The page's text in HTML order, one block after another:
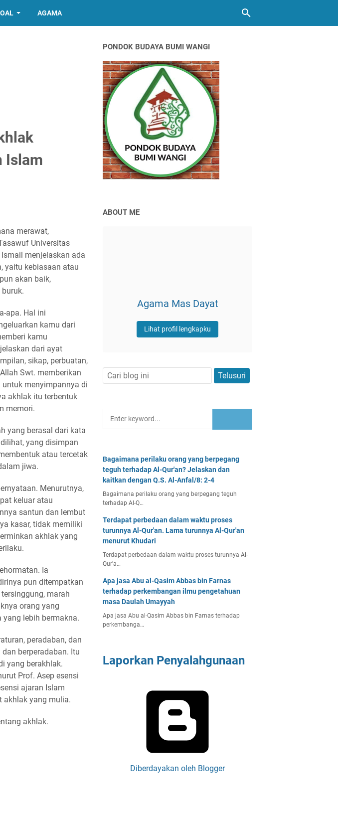
AGAMA
Islam
merawat,
Universitas
menjelaskan ada
yaitu kebiasaan atau
akan baik,
ара. Наl ini
kamu dari
kamu
dari ayat
sikap, perbuatan,
Swt. memberikan
menyimpannya di
akhlak itu terbentuk
memori.
yang berasal dari kata
yang disimpan
atau tercetak
jiwa.
Menurutnya,
keluar atau
santun dan lembut
kasar, tidak memiliki
akhlak yang
Ia
pun ditempatkan
marah
orang yang
lebih bermakna.
peradaban, dan
berperadaban. Itu
yang berakhlak.
Prof. Asep esensi
ajaran Islam
akhlak yang mulia.
akhlak.
PONDOK BUDAYA BUMI WANGI
ABOUT ME
Agama Mas Dayat
Lihat profil lengkapku
Bagaimana perilaku orang yang berpegang
teguh terhadap Al-Qur'an? Jelaskan dan
kaitkan dengan Q.S. Al-Anfal/8: 2-4
Bagaimana perilaku orang yang berpegang teguh
terhadap Al-Q…
Terdapat perbedaan dalam waktu proses
turunnya Al-Qur'an. Lama turunnya Al-Qur'an
menurut Khudari
Terdapat perbedaan dalam waktu proses turunnya Al-
Qur'a…
Apa jasa Abu al-Qasim Abbas bin Farnas
terhadap perkembangan ilmu pengetahuan
masa Daulah Umayyah
Apa jasa Abu al-Qasim Abbas bin Farnas terhadap
perkembanga…
Laporkan Penyalahgunaan
Diberdayakan oleh Blogger